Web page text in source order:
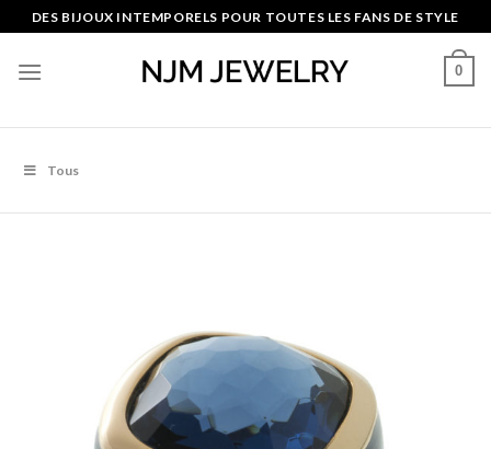
to
content
DES BIJOUX INTEMPORELS POUR TOUTES LES FANS DE STYLE
0
Tous